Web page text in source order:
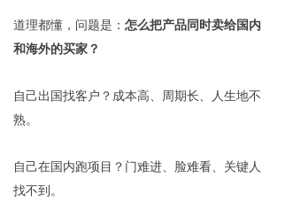
道理都懂，问题是： 怎么把产品同时卖给国内
和海外的买家？
自己出国找客户？成本高、周期长、人生地不
熟。
自己在国内跑项目？门难进、脸难看、关键人
找不到。